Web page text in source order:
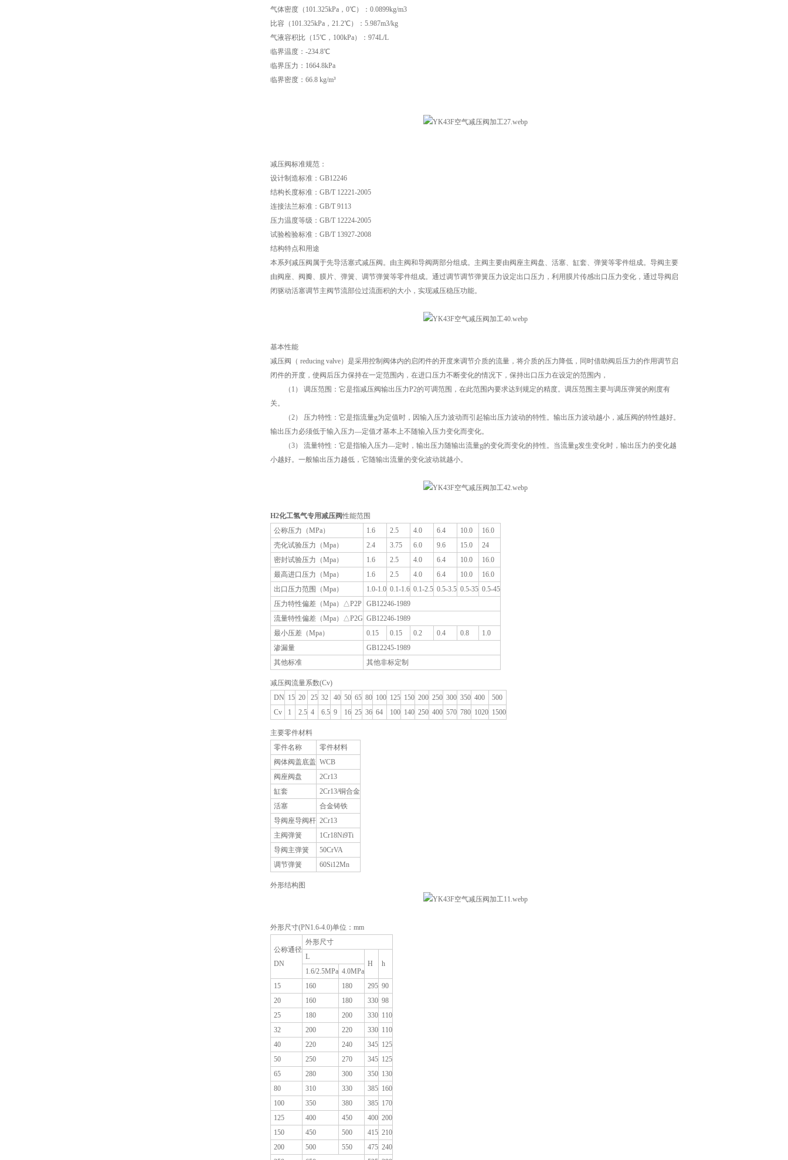
气体密度（101.325kPa，0℃）：0.0899kg/m3
比容（101.325kPa，21.2℃）：5.987m3/kg
气液容积比（15℃，100kPa）：974L/L
临界温度：-234.8℃
临界压力：1664.8kPa
临界密度：66.8 kg/m³
减压阀标准规范：
设计制造标准：GB12246
结构长度标准：GB/T 12221-2005
连接法兰标准：GB/T 9113
压力温度等级：GB/T 12224-2005
试验检验标准：GB/T 13927-2008
结构特点和用途
本系列减压阀属于先导活塞式减压阀。由主阀和导阀两部分组成。主阀主要由阀座主阀盘、活塞、缸套、弹簧等零件组成。导阀主要
由阀座、阀瓣、膜片、弹簧、调节弹簧等零件组成。通过调节调节弹簧压力设定出口压力，利用膜片传感出口压力变化，通过导阀启
闭驱动活塞调节主阀节流部位过流面积的大小，实现减压稳压功能。
基本性能
减压阀（ reducing valve）是采用控制阀体内的启闭件的开度来调节介质的流量，将介质的压力降低，同时借助阀后压力的作用调节启
闭件的开度，使阀后压力保持在一定范围内，在进口压力不断变化的情况下，保持出口压力在设定的范围内，
（1） 调压范围：它是指减压阀输出压力P2的可调范围，在此范围内要求达到规定的精度。调压范围主要与调压弹簧的刚度有
关。
（2） 压力特性：它是指流量g为定值时，因输入压力波动而引起输出压力波动的特性。输出压力波动越小，减压阀的特性越好。
输出压力必须低于输入压力—定值才基本上不随输入压力变化而变化。
（3） 流量特性：它是指输入压力—定时，输出压力随输出流量g的变化而变化的持性。当流量g发生变化时，输出压力的变化越
小越好。一般输出压力越低，它随输出流量的变化波动就越小。
H2化工氢气专用减压阀性能范围
公称压力（MPa）
1.6 2.5 4.0 6.4 10.0
16.0
壳化试验压力（Mpa）
2.4 3.75 6.0 9.6 15.0
24
密封试验压力（Mpa）
1.6 2.5 4.0 6.4 10.0
16.0
最高进口压力（Mpa）
1.6 2.5 4.0 6.4 10.0
16.0
出口压力范围（Mpa）
1.0-1.0 0.1-1.6 0.1-2.5 0.5-3.5 0.5-35 0.5-45
压力特性偏差（Mpa）△P2P
GB12246-1989
流量特性偏差（Mpa）△P2G GB12246-1989
最小压差（Mpa）
0.15 0.15 0.2 0.4 0.8
1.0
渗漏量
GB12245-1989
其他标准
其他非标定制
减压阀流量系数(Cv)
DN 15 20 25 32 40 50 65 80 100 125 150 200 250 300 350 400
500
Cv
1 2.5 4 6.5 9 16 25 36 64 100 140 250 400 570 780 1020 1500
主要零件材料
零件名称
零件材料
阀体阀盖底盖 WCB
阀座阀盘
2Cr13
缸套
2Cr13/铜合金
活塞
合金铸铁
导阀座导阀杆 2Cr13
主阀弹簧
1Cr18Ni9Ti
导阀主弹簧
50CrVA
调节弹簧
60Si12Mn
外形结构图
外形尺寸(PN1.6-4.0)单位：mm
公称通径
DN
外形尺寸
L
H
h
1.6/2.5MPa 4.0MPa
15
160 180 295 90
20
160 180 330 98
25
180 200 330 110
32
200 220 330 110
40
220 240 345 125
50
250 270 345 125
65
280 300 350 130
80
310 330 385 160
100
350 380 385 170
125
400 450 400 200
150
450 500 415 210
200
500 550 475 240